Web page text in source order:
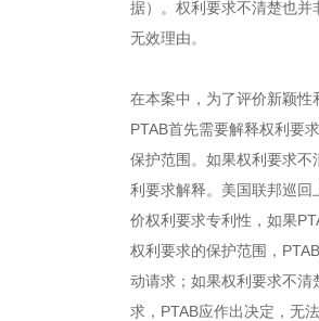
据）。权利要求不清楚也并
无效理由。
在本案中，为了评价新颖性
PTAB首先需要解释权利要
保护范围。如果权利要求不
利要求解释。美国联邦巡回
价权利要求专利性，如果
权利要求的保护范围，
动请求；如果权利要求不清
求，PTAB应作出决定，无